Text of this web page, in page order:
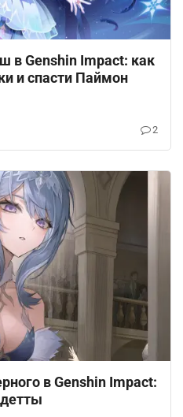
в Genshin Impact: как
и спасти Паймон
2
в Genshin Impact: